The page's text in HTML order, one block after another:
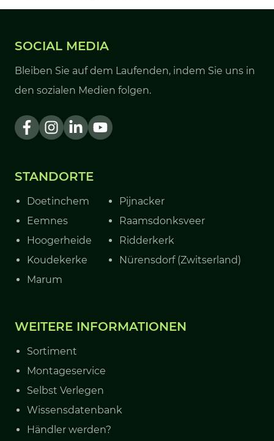
SOCIAL MEDIA
Bleiben Sie auf dem Laufenden, indem Sie uns in
den sozialen Medien folgen.
STANDORTE
Doetinchem
Eemnes
Hoogerheide
Koudekerke
Marum
Pijnacker
Raamsdonksveer
Ridderkerk
Nürensdorf (Zwitserland)
WEITERE INFORMATIONEN
Sortiment
Montageservice
Selbst Verlegen
Wissensdatenbank
Händler werden?